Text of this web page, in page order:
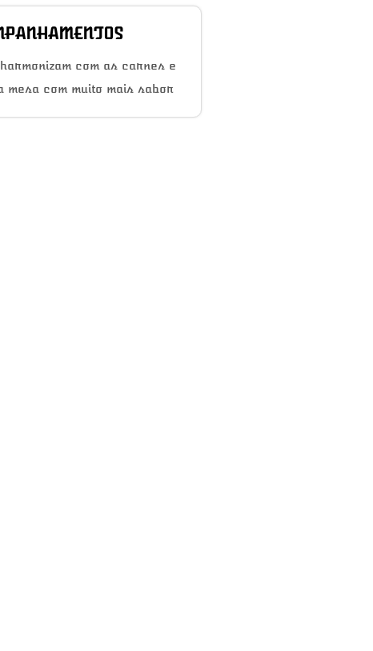
com as carnes e
mesa com muito mais sabor